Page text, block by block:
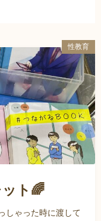
性教育
ト🌈
しゃった時に渡して